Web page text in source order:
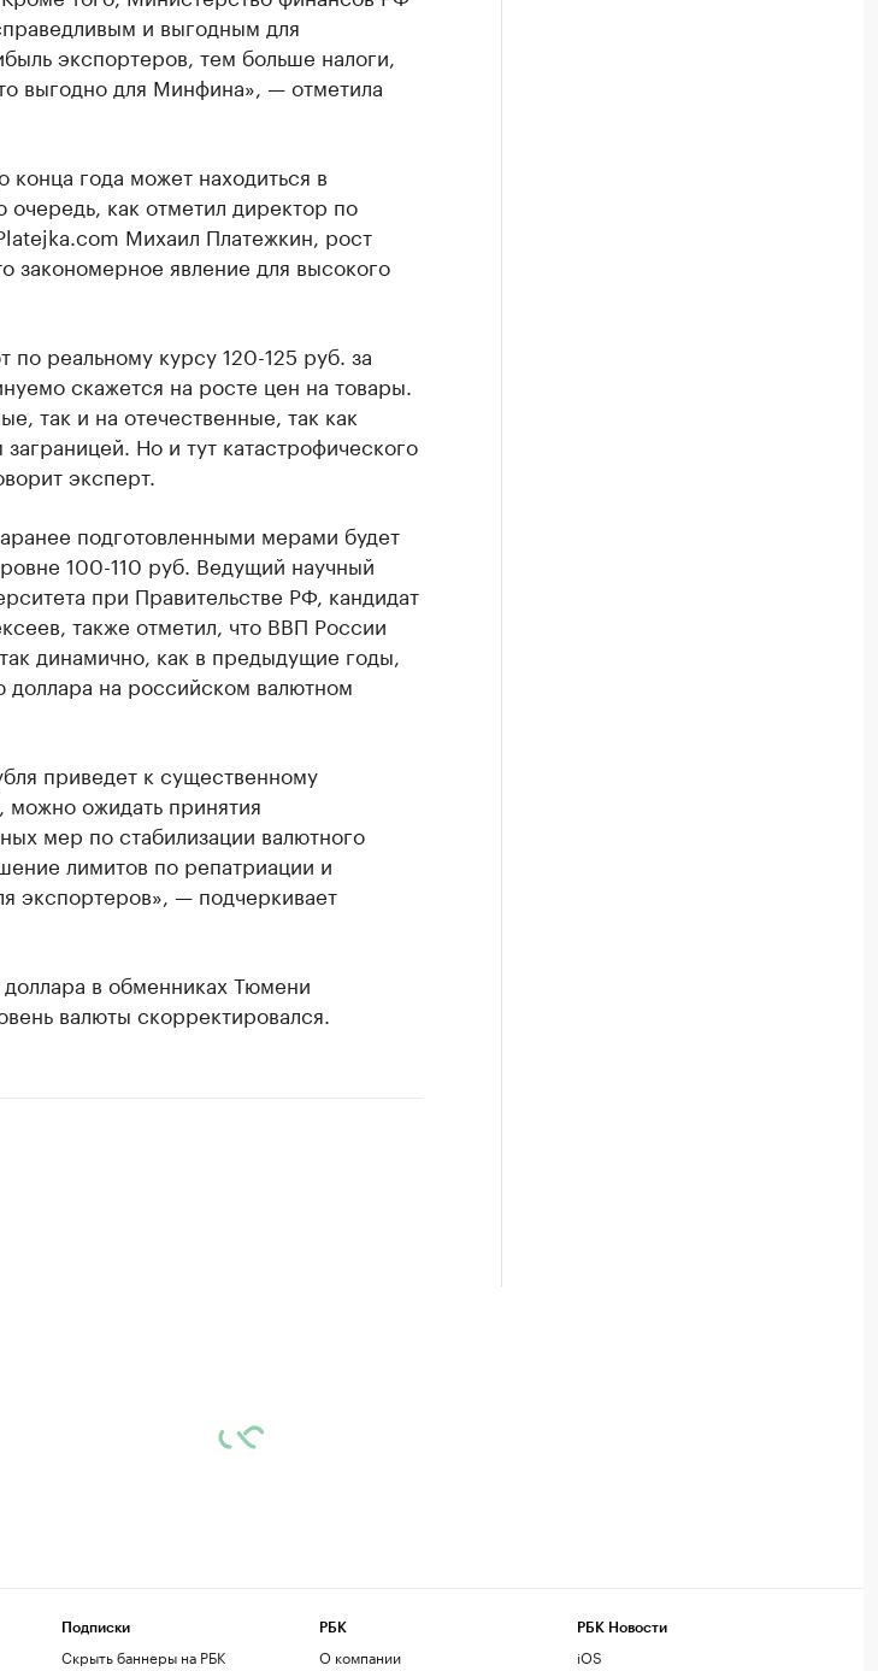
и выгодным для
экспортеров, тем больше налоги,
выгодно для Минфина», — отметила
года может находиться в
как отметил директор по
Михаил Платежкин, рост
закономерное явление для высокого
реальному курсу 120-125 руб. за
скажется на росте цен на товары.
так и на отечественные, так как
Но и тут катастрофического
эксперт.
подготовленными мерами будет
100-110 руб. Ведущий научный
при Правительстве РФ, кандидат
также отметил, что ВВП России
динамично, как в предыдущие годы,
доллара на российском валютном
приведет к существенному
ожидать принятия
мер по стабилизации валютного
лимитов по репатриации и
экспортеров», — подчеркивает
в обменниках Тюмени
валюты скорректировался.
Подписки
Скрыть баннеры на РБК
РБК
О компании
РБК Новости
iOS